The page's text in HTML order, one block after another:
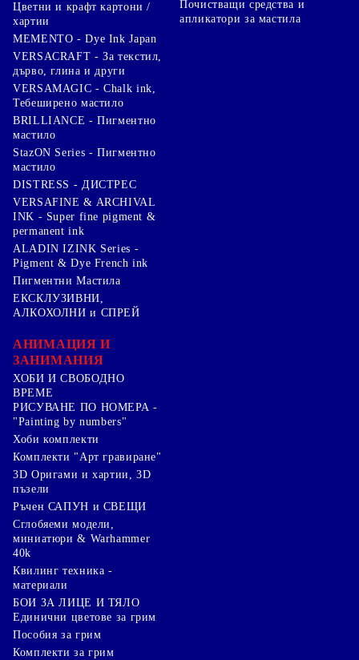
Цветни и крафт картони /
хартии
Почистващи средства и
апликатори за мастила
MEMENTO - Dye Ink Japan
VERSACRAFT - За текстил,
дърво, глина и други
VERSAMAGIC - Chalk ink,
Тебеширено мастило
BRILLIANCE - Пигментно
мастило
StazON Series - Пигментно
мастило
DISTRESS - ДИСТРЕС
VERSAFINE & ARCHIVAL
INK - Super fine pigment &
permanent ink
ALADIN IZINK Series -
Pigment & Dye French ink
Пигментни Мастила
ЕКСКЛУЗИВНИ,
АЛКОХОЛНИ и СПРЕЙ
АНИМАЦИЯ И
ЗАНИМАНИЯ
ХОБИ И СВОБОДНО
ВРЕМЕ
РИСУВАНЕ ПО НОМЕРА -
"Painting by numbers"
Хоби комплекти
Комплекти "Арт гравиране"
3D Оригами и хартии, 3D
пъзели
Ръчен САПУН и СВЕЩИ
Сглобяеми модели,
миниатюри & Warhammer
40k
Квилинг техника -
материали
БОИ ЗА ЛИЦЕ И ТЯЛО
Единични цветове за грим
Пособия за грим
Комплекти за грим